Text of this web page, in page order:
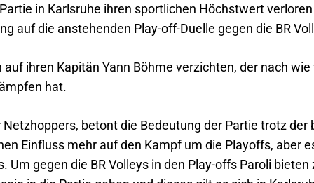
in Karlsruhe ihren sportlichen Höchstwert
auf die anstehenden Play-off-Duelle gegen die BR
ihren Kapitän Yann Böhme verzichten, der nach
hat.
betont die Bedeutung der Partie trotz
Einfluss mehr auf den Kampf um die Playoffs, aber
Um gegen die BR Volleys in den Play-offs Paroli